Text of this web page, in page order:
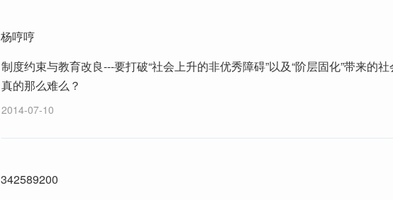
杨哼哼
制度约束与教育改良---要打破“社会上升的非优秀障碍”以及“阶层固化”带来的社
真的那么难么？
2014-07-10
342589200